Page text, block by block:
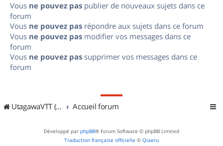
Vous ne pouvez pas publier de nouveaux sujets dans ce
forum
Vous ne pouvez pas répondre aux sujets dans ce forum
Vous ne pouvez pas modifier vos messages dans ce
forum
Vous ne pouvez pas supprimer vos messages dans ce
forum
UtagawaVTT (Randos VTT et VTTAE avec traces GPS) Accueil forum
Développé par phpBB® Forum Software © phpBB Limited
Traduction française officielle © Qiaeru